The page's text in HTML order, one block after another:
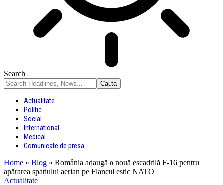
Search
Actualitate
Politic
Social
International
Medical
Comunicate de presa
Home » Blog » România adaugă o nouă escadrilă F-16 pentru
apărarea spațiului aerian pe Flancul estic NATO
Actualitate